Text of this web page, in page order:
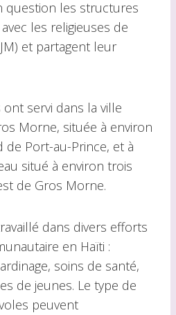
question les structures
les religieuses de
et partagent leur
servi dans la ville
Morne, située à environ
Port-au-Prince, et à
situé à environ trois
de Gros Morne.
dans divers efforts
en Haïti :
soins de santé,
de jeunes. Le type de
peuvent